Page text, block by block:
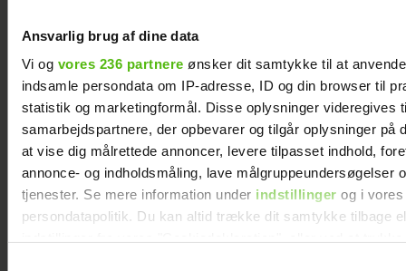
Ansvarlig brug af dine data
Vi og vores 236 partnere ønsker dit samtykke til at
indsamle persondata om IP-adresse, ID og din browser til
statistik og marketingformål. Disse oplysninger videregives
samarbejdspartnere, der opbevarer og tilgår oplysninger på
at vise dig målrettede annoncer, levere tilpasset indhold,
annonce- og indholdsmåling, lave målgruppeundersøgelser
tjenester. Se mere information under indstillinger og i vores
persondatapolitik. Du kan altid trække dit samtykke tilbage
Marmoreret vanilje-jordbær-is i vafler